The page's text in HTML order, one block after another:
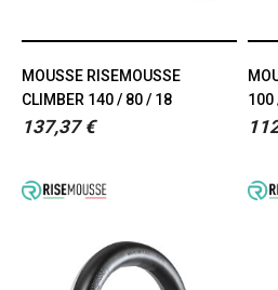
MOUSSE RISEMOUSSE
CLIMBER 140 / 80 / 18
137,37 €
100